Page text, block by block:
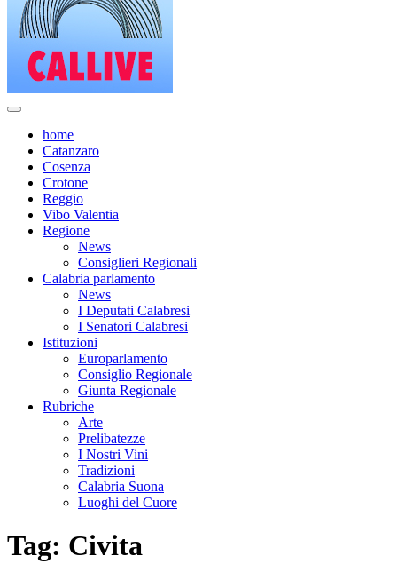
home
Catanzaro
Cosenza
Crotone
Reggio
Vibo Valentia
Regione
News
Consiglieri Regionali
Calabria parlamento
News
I Deputati Calabresi
I Senatori Calabresi
Istituzioni
Europarlamento
Consiglio Regionale
Giunta Regionale
Rubriche
Arte
Prelibatezze
I Nostri Vini
Tradizioni
Calabria Suona
Luoghi del Cuore
Tag: Civita